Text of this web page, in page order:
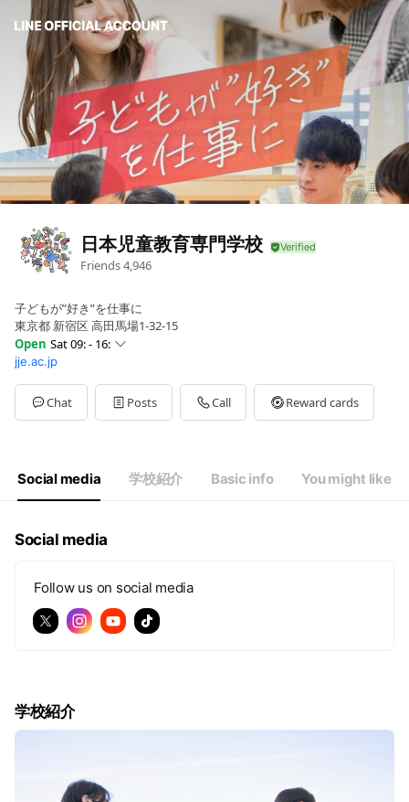
日本児童教育専門学校
Friends4,946
子どもが”好き”を仕事に
東京都 新宿区 高田馬場1-32-15
Open Sat 09: - 16:
Sun09: - 16:
Mon09: - 21:
Tue09: - 21:
Wed09: - 21:
09: - 16:
jje.ac.jp
Chat Posts Call Reward cards
Social media 学校紹介 Basic info You might like
Social media
Follow us on social media
学校紹介